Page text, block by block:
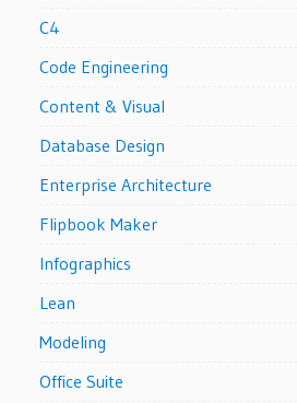
C4
Code Engineering
Content & Visual
Database Design
Enterprise Architecture
Flipbook Maker
Infographics
Lean
Modeling
Office Suite